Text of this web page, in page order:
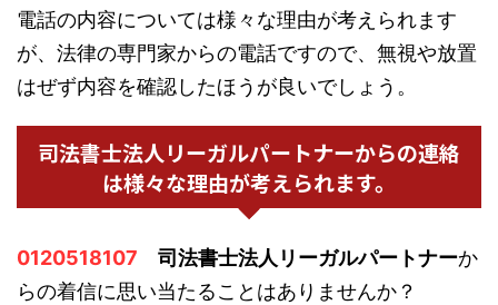
電話の内容については様々な理由が考えられます
が、法律の専門家からの電話ですので、無視や放置
はぜず内容を確認したほうが良いでしょう。
司法書士法人リーガルパートナーからの連絡
は様々な理由が考えられます。
0120518107 司法書士法人リーガルパートナーか
らの着信に思い当たることはありませんか？